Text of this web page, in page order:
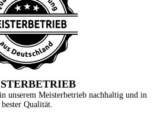
unserem Meisterbetrieb nachhaltig und in
bester Qualität.